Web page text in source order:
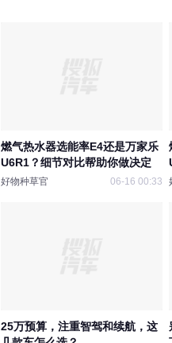
燃气热水器选能率E4还是万家乐
U6R1？细节对比帮助你做决定
好物种草官 06-16 00:33
25万预算，注重智驾和续航，这